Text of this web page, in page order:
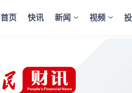
首页 快讯 新闻 视频